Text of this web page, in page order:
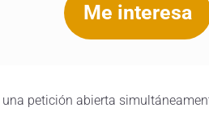
Me interesa
petición abierta